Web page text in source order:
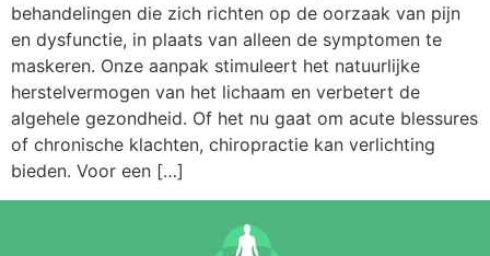
behandelingen die zich richten op de oorzaak van pijn
en dysfunctie, in plaats van alleen de symptomen te
maskeren. Onze aanpak stimuleert het natuurlijke
herstelvermogen van het lichaam en verbetert de
algehele gezondheid. Of het nu gaat om acute blessures
of chronische klachten, chiropractie kan verlichting
bieden. Voor een […]